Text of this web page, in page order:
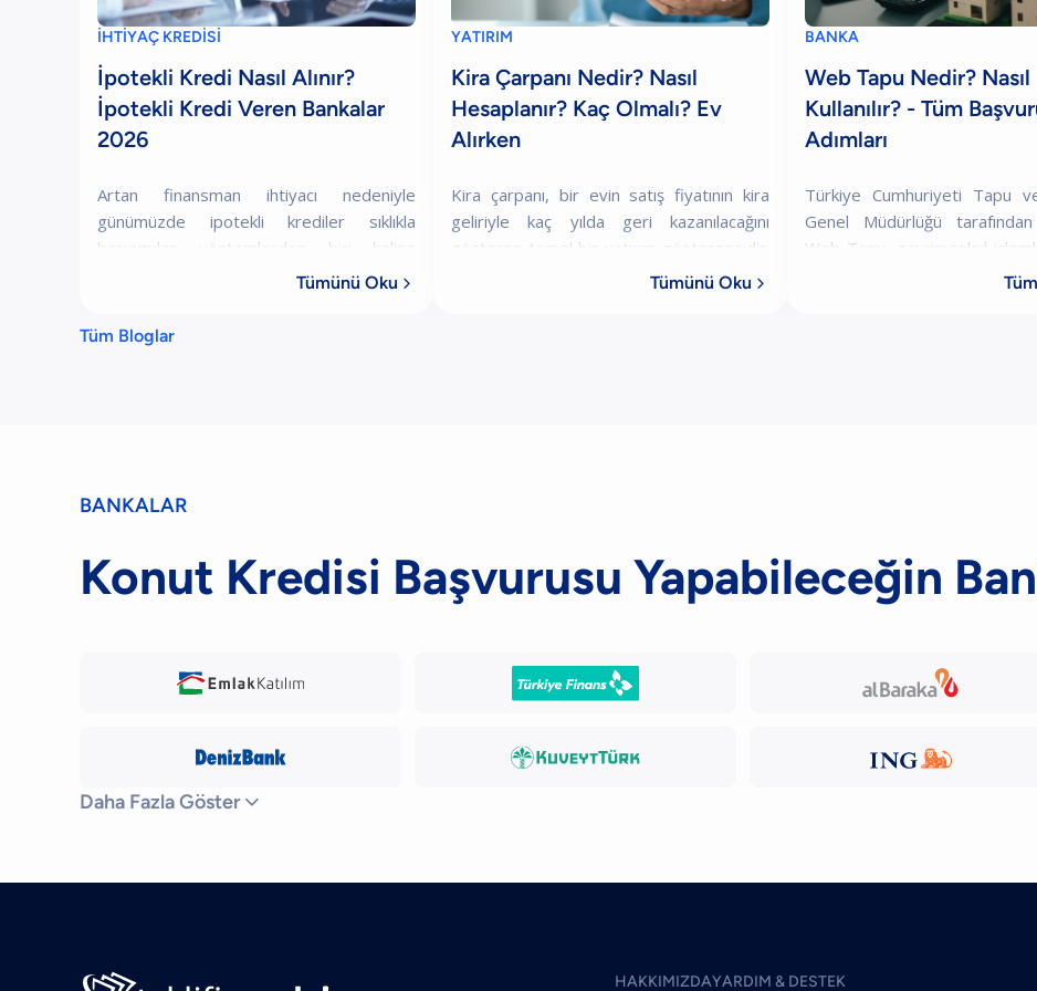
İHTİYAÇ KREDİSİ
İpotekli Kredi Nasıl Alınır?
İpotekli Kredi Veren Bankalar
2026
Artan finansman ihtiyacı nedeniyle
günümüzde ipotekli krediler sıklıkla
başvurulan yöntemlerden biri haline
gelmiştir. Bu yazımızda ipotekli kredinin ne
bankalarda
Tümünü Oku 
YATIRIM
Kira Çarpanı Nedir? Nasıl
Hesaplanır? Kaç Olmalı? Ev
Alırken
Kira çarpanı, bir evin satış fiyatının kira
geliriyle kaç yılda geri kazanılacağını
gösteren temel bir yatırım göstergesidir.
Düşük çarpan daha hızlı geri dönüş
Tümünü Oku 
BANKA
Web Tapu Nedir? Nasıl
Kullanılır? - Tüm
Adımları
Türkiye Cumhuriyeti Tapu
Genel Müdürlüğü
Web Tapu, gayrimenkul
ortamda hızlı ve güvenli
Tüm Bloglar
BANKALAR
Konut Kredisi Başvurusu Yapabileceğin
Daha Fazla Göster 
HAKKIMIZDAYARDIM & DESTEK